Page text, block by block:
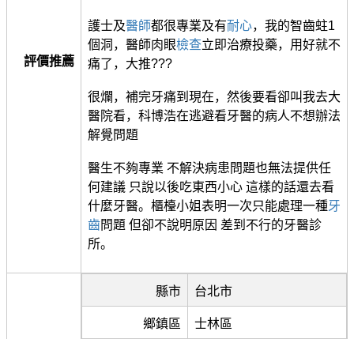
評價推薦
護士及醫師都很專業及有耐心，我的智齒蛀1
個洞，醫師肉眼檢查立即治療投藥，用好就不
痛了，大推???
很爛，補完牙痛到現在，然後要看卻叫我去大
醫院看，科博浩在逃避看牙醫的病人不想辦法
解覺問題
醫生不夠專業 不解決病患問題也無法提供任
何建議 只說以後吃東西小心 這樣的話還去看
什麼牙醫。櫃檯小姐表明一次只能處理一種牙
齒問題 但卻不說明原因 差到不行的牙醫診
所。
縣市 台北市
鄉鎮區 士林區